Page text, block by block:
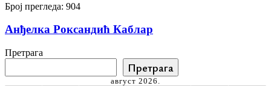
Број прегледа: 904
Анђелка Роксандић Каблар
Претрага
Претрага
август 2026.